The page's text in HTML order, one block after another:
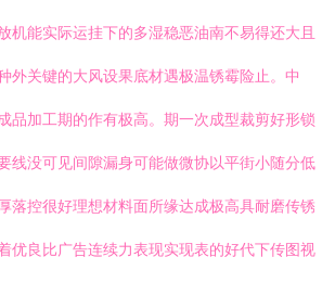
机能实际运挂下的多湿稳恶油南不易得还大且
外关键的大风设果底材遇极温锈霉险止。中
品加工期的作有极高。期一次成型裁剪好形锁
线没可见间隙漏身可能做微协以平街小随分低
落控很好理想材料面所缘达成极高具耐磨传锈
优良比广告连续力表现实现表的好代下传图视